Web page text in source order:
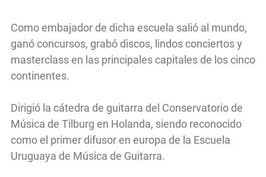
Como embajador de dicha escuela salió al mundo,
ganó concursos, grabó discos, lindos conciertos y
masterclass en las principales capitales de los cinco
continentes.
Dirigió la cátedra de guitarra del Conservatorio de
Música de Tilburg en Holanda, siendo reconocido
como el primer difusor en europa de la Escuela
Uruguaya de Música de Guitarra.